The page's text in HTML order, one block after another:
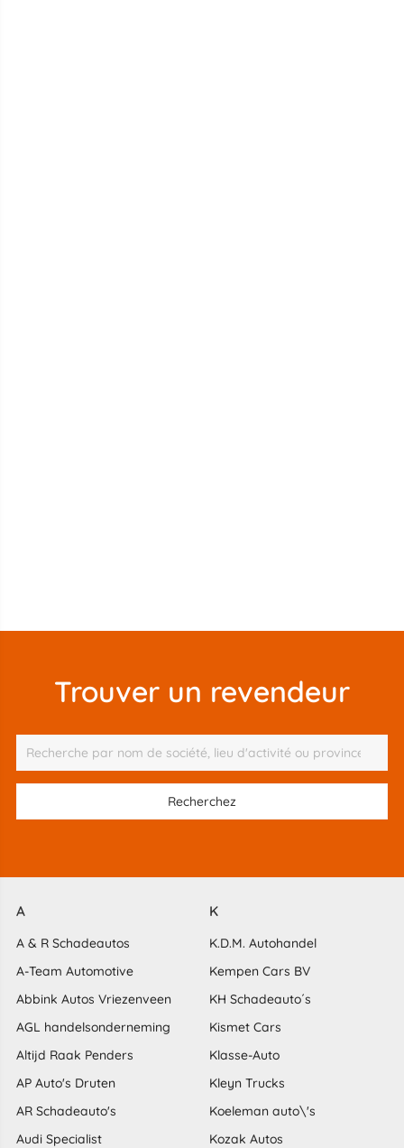
Trouver un revendeur
A
A & R Schadeautos
A-Team Automotive
Abbink Autos Vriezenveen
AGL handelsonderneming
Altijd Raak Penders
AP Auto's Druten
AR Schadeauto's
Audi Specialist
K
K.D.M. Autohandel
Kempen Cars BV
KH Schadeauto´s
Kismet Cars
Klasse-Auto
Kleyn Trucks
Koeleman auto\'s
Kozak Autos